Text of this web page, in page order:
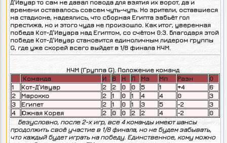
Д'Ивуар то сам не давал повода для взятия их ворот, да и
времени оставалось совсем чуть-чуть. Но зрители, оставшиеся
на стадионе, надеялись, что сборная Египта забьёт гол
престижа, но и этого чуда не произошло. Как итог, уверенная
победа Кот-Д'Ивуара над Египтом, со счётом 0:3. Благодаря этой
победе Кот-Д'Ивуар становится единоличным лидером группы
G, где уже скорей всего выйдет в 1/8 финала НЧМ.
НЧМ (Группа G). Положение команд
Команда
И В Н П Мз Мп Разн
О
1
Кот-Д’Ивуар 2 2 0 0 5 1 +4
6
2
Марокко 2 1 0 1 4 4 0
3
3
Египет 2 1 0 1 3 5 -2
3
4
Южная Корея 2 0 0 2 2 4 -2
0
Безусловно, после 2-х игр, все 4 команды имеют шансы
продолжить своё участие в 1/8 финала, но не будем забывать,
что каждый будет играть на победу. Единственное, кому можно